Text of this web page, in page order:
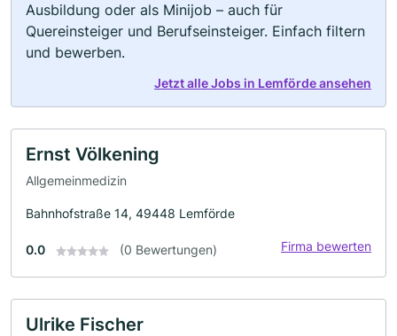
Ausbildung oder als Minijob – auch für
Quereinsteiger und Berufseinsteiger. Einfach filtern
und bewerben.
Jetzt alle Jobs in Lemförde ansehen
Ernst Völkening
Allgemeinmedizin
Bahnhofstraße 14, 49448 Lemförde
0.0 (0 Bewertungen) Firma bewerten
Ulrike Fischer